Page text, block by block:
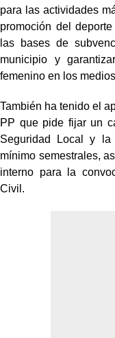
para las actividades
promoción del
las bases de
municipio y
femenino en los
También ha tenido el
PP que pide fijar un
Seguridad Local y la
mínimo semestrales,
interno para la
Civil.